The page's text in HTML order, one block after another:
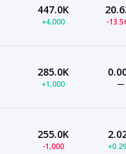
447.0K
+4,000 -
285.0K
+1,000 —
255.0K
-1,000